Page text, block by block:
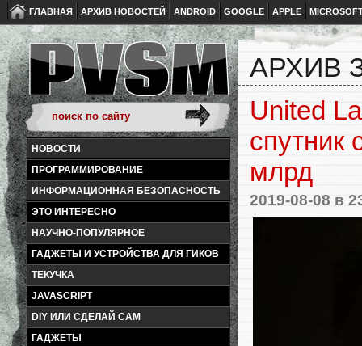
ГЛАВНАЯ АРХИВ НОВОСТЕЙ ANDROID GOOGLE APPLE
НОВОСТИ
ПРОГРАММИРОВАНИЕ
ИНФОРМАЦИОННАЯ БЕЗОПАСНОСТЬ
ЭТО ИНТЕРЕСНО
НАУЧНО-ПОПУЛЯРНОЕ
ГАДЖЕТЫ И УСТРОЙСТВА ДЛЯ ГИКОВ
ТЕКУЧКА
JAVASCRIPT
DIY ИЛИ СДЕЛАЙ САМ
ГАДЖЕТЫ
АРХИВ
United
млрд
2019-08-08 в